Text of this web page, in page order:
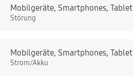
Mobilgeräte,Smartphones,Tablet
Störung
Mobilgeräte,Smartphones,Tablet
Strom/Akku